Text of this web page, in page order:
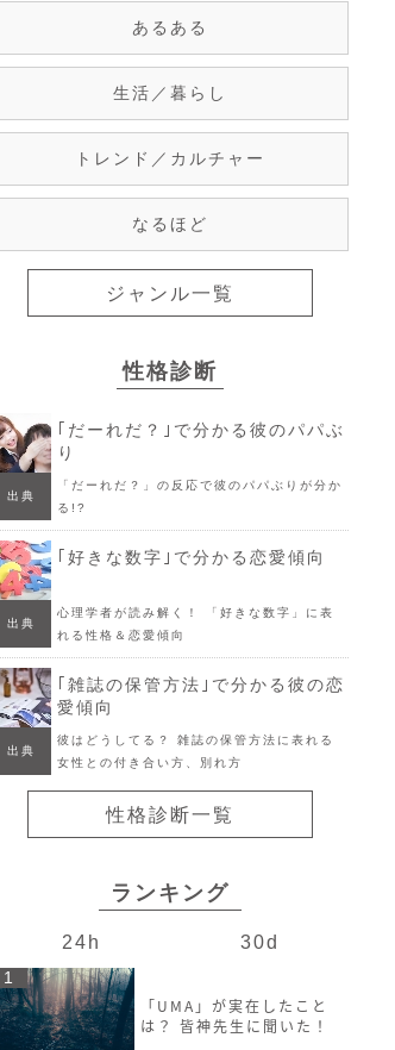
あるある
生活／暮らし
トレンド／カルチャー
なるほど
ジャンル一覧
性格診断
｢だーれだ？｣で分かる彼のパパぶ
り
出典
「だーれだ？」の反応で彼のパパぶりが分か
る!?
｢好きな数字｣で分かる恋愛傾向
出典
心理学者が読み解く！ 「好きな数字」に表
れる性格＆恋愛傾向
｢雑誌の保管方法｣で分かる彼の恋
愛傾向
出典
彼はどうしてる？ 雑誌の保管方法に表れる
女性との付き合い方、別れ方
性格診断一覧
ランキング
24h 30d
1
「UMA」が実在したこと
は？ 皆神先生に聞いた！